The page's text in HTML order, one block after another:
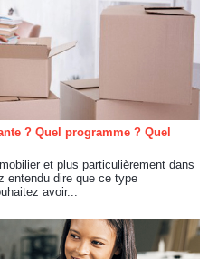
? Quel programme ? Quel
et plus particulièrement dans
entendu dire que ce type
avoir...